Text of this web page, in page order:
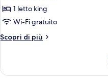
per
The
Snug
1 letto king
Wi-Fi gratuito
Scopri di più
Altri
Snug